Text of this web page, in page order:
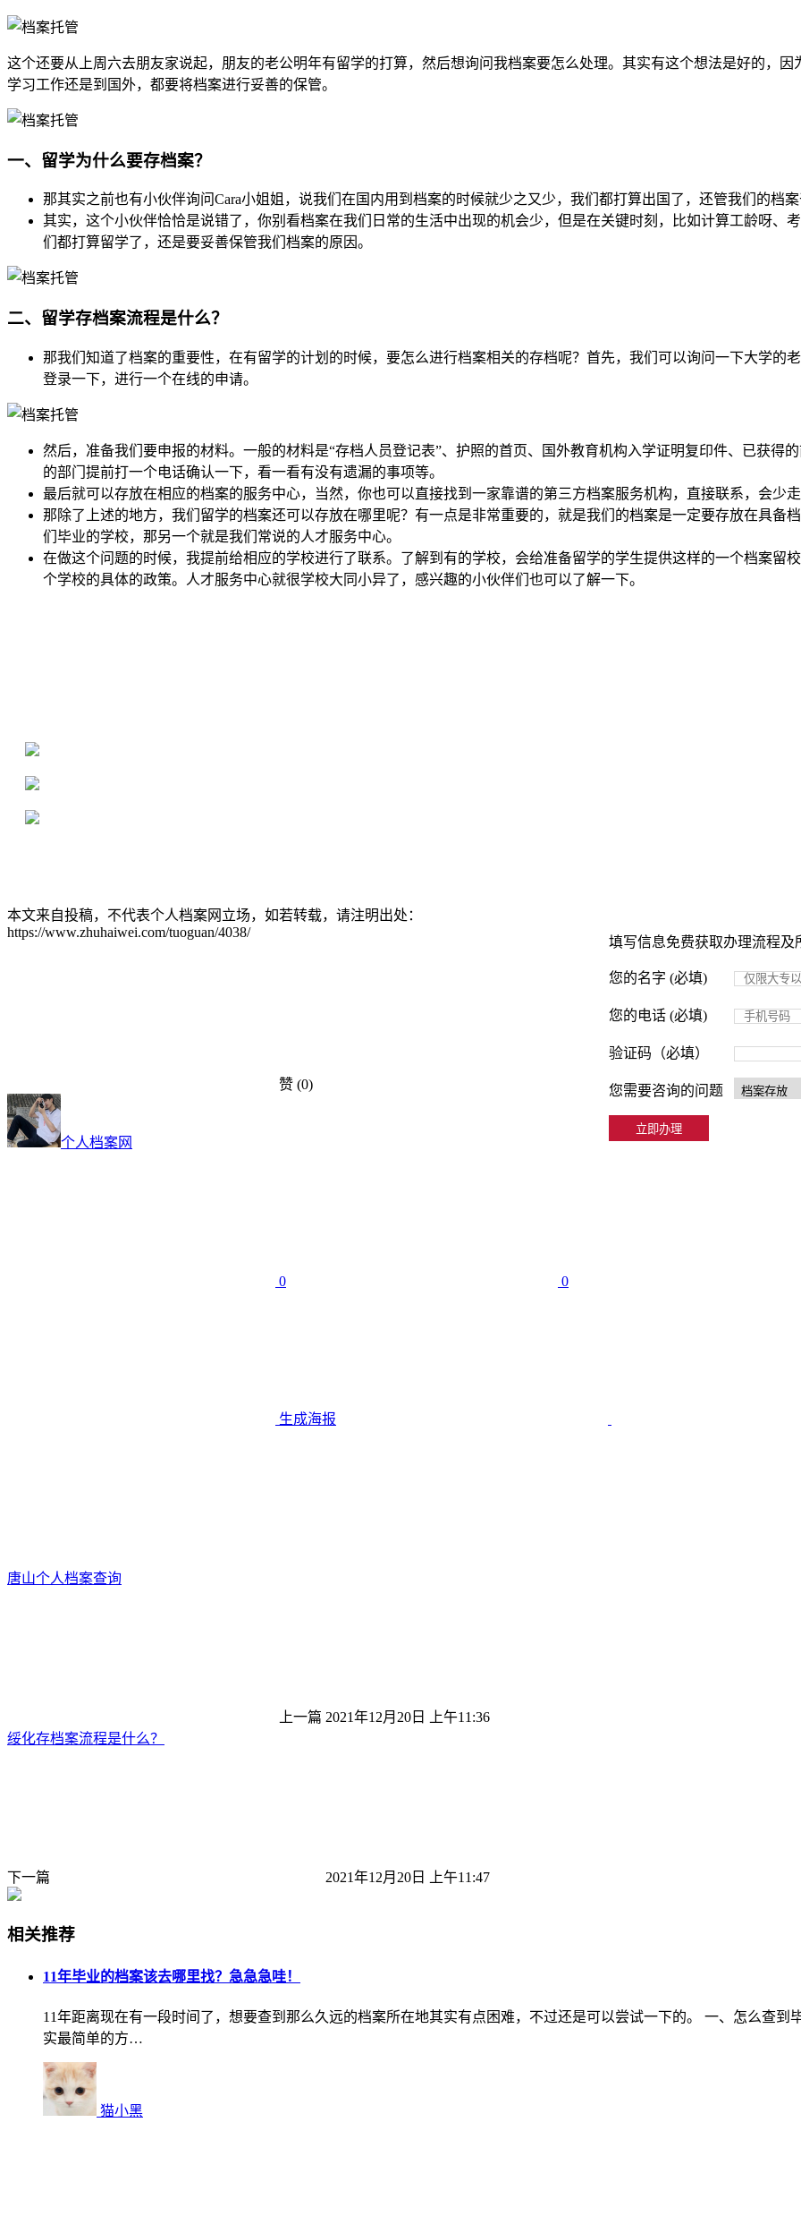
这个还要从上周六去朋友家说起，朋友的老公明年有留学的打算，然后想询问我档案要怎么处理。其实有这个想法是好的，
学习工作还是到国外，都要将档案进行妥善的保管。
一、留学为什么要存档案？
那其实之前也有小伙伴询问Cara小姐姐，说我们在国内用到档案的时候就少之又少，我们都打算出国了，还管我们的档
其实，这个小伙伴恰恰是说错了，你别看档案在我们日常的生活中出现的机会少，但是在关键时刻，比如计算工龄呀、
们都打算留学了，还是要妥善保管我们档案的原因。
二、留学存档案流程是什么？
那我们知道了档案的重要性，在有留学的计划的时候，要怎么进行档案相关的存档呢？首先，我们可以询问一下大学的
登录一下，进行一个在线的申请。
然后，准备我们要申报的材料。一般的材料是“存档人员登记表”、护照的首页、国外教育机构入学证明复印件、已获得
的部门提前打一个电话确认一下，看一看有没有遗漏的事项等。
最后就可以存放在相应的档案的服务中心，当然，你也可以直接找到一家靠谱的第三方档案服务机构，直接联系，会少
那除了上述的地方，我们留学的档案还可以存放在哪里呢？有一点是非常重要的，就是我们的档案是一定要存放在具备
们毕业的学校，那另一个就是我们常说的人才服务中心。
在做这个问题的时候，我提前给相应的学校进行了联系。了解到有的学校，会给准备留学的学生提供这样的一个档案留
个学校的具体的政策。人才服务中心就很学校大同小异了，感兴趣的小伙伴们也可以了解一下。
填写信息免费获取办理流程及
您的名字 (必填)
您的电话 (必填)
验证码（必填）
您需要咨询的问题
本文来自投稿，不代表个人档案网立场，如若转载，请注明出处：
https://www.zhuhaiwei.com/tuoguan/4038/
赞 (0)
个人档案网
0 0
生成海报
唐山个人档案查询
上一篇 2021年12月20日 上午11:36
绥化存档案流程是什么？
下一篇 2021年12月20日 上午11:47
相关推荐
11年毕业的档案该去哪里找？急急急哇！
11年距离现在有一段时间了，想要查到那么久远的档案所在地其实有点困难，不过还是可以尝试一下的。 一、怎么查
实最简单的方…
猫小黑